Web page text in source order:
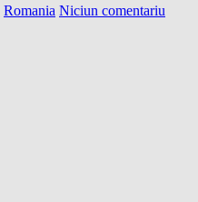
Romania Niciun comentariu